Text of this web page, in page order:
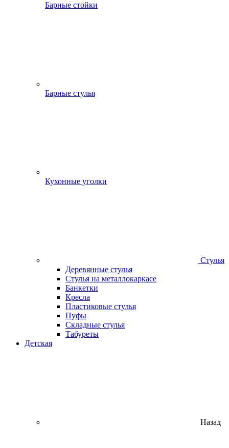
Барные стойки
Барные стулья
Кухонные уголки
Стулья
Деревянные стулья
Стулья на металлокаркасе
Банкетки
Кресла
Пластиковые стулья
Пуфы
Складные стулья
Табуреты
Детская
Назад